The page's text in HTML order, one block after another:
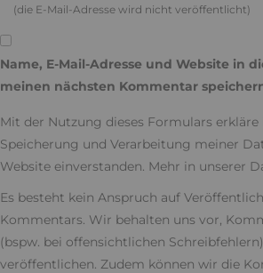
(die E-Mail-Adresse wird nicht veröffentlicht)
Name, E-Mail-Adresse und Website in
meinen nächsten Kommentar
Mit der Nutzung dieses Formulars
Speicherung und Verarbeitung meiner
Website einverstanden. Mehr in unserer
Es besteht kein Anspruch auf
Kommentars. Wir behalten uns vor,
(bspw. bei offensichtlichen
veröffentlichen. Zudem können wir die